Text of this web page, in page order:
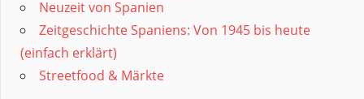
Neuzeit von Spanien
Zeitgeschichte Spaniens: Von 1945 bis heute
(einfach erklärt)
Streetfood & Märkte